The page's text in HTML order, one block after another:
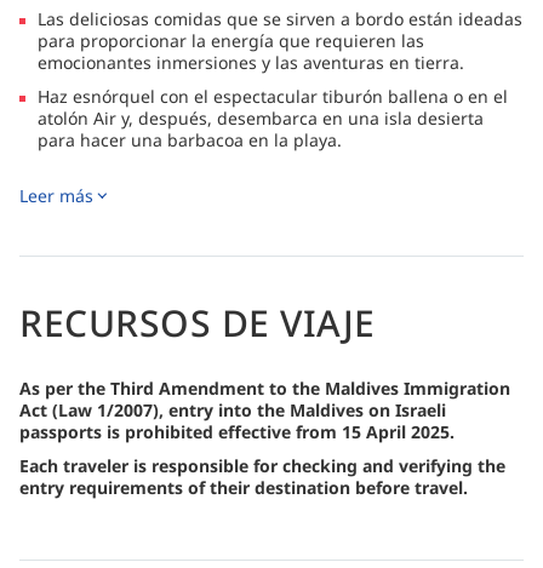
Las deliciosas comidas que se sirven a bordo están ideadas
para proporcionar la energía que requieren las
emocionantes inmersiones y las aventuras en tierra.
Haz esnórquel con el espectacular tiburón ballena o en el
atolón Air y, después, desembarca en una isla desierta
para hacer una barbacoa en la playa.
y un vale de 50 dólares para gastar a bordo!
cubierta en voladizo, o contempla la puesta de sol mientras
Leer más
RECURSOS DE VIAJE
As per the Third Amendment to the Maldives Immigration
Act (Law 1/2007), entry into the Maldives on Israeli
passports is prohibited effective from 15 April 2025.
Each traveler is responsible for checking and verifying the
entry requirements of their destination before travel.